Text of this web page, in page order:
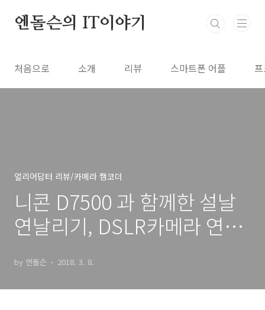
엔돌슨의 IT이야기
처음으로 소개 리뷰 스마트폰 어플
얼리어답터 리뷰/카메라 캠코더
니콘 D7500 과 함께한 설날
연날리기, DSLR카메라 연사
by 엔돌슨 2018. 3. 8.